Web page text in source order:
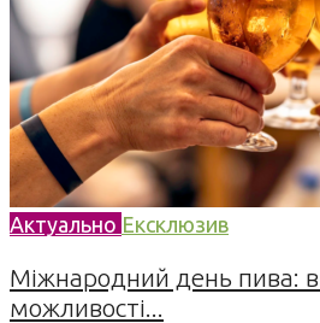
Актуально Ексклюзив
Міжнародний день пива:
можливості...